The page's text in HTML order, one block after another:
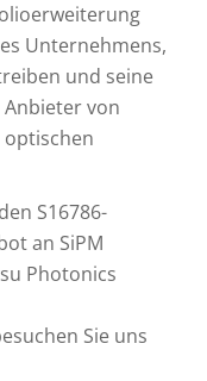
Unternehmens,
und seine
von
S16786-
an SiPM
Photonics
Sie uns